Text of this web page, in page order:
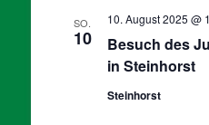
SO.
10
Besuch des
in Steinhorst
10. August 2025 @
Steinhorst